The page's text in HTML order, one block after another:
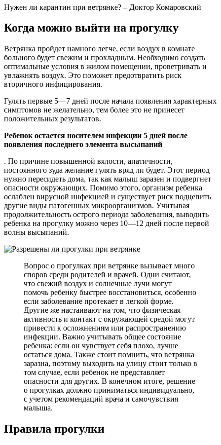
Нужен ли карантин при ветрянке? – Доктор Комаровский
Когда можно выйти на прогулку
Ветрянка пройдет намного легче, если воздух в комнате
больного будет свежим и прохладным. Необходимо создать
оптимальные условия в жилом помещении, проветривать и
увлажнять воздух. Это поможет предотвратить риск
вторичного инфицирования.
Гулять первые 5—7 дней после начала появления характерных
симптомов не желательно, тем более это не принесет
положительных результатов.
Ребенок остается носителем инфекции 5 дней после
появления последнего элемента высыпаний
. По причине повышенной вялости, апатичности,
постоянного зуда желание гулять вряд ли будет. Этот период
нужно пересидеть дома, так как малыш заразен и подвергнет
опасности окружающих. Помимо этого, организм ребенка
ослаблен вирусной инфекцией и существует риск подцепить
другие виды патогенных микроорганизмов. Учитывая
продолжительность острого периода заболевания, выводить
ребенка на прогулку можно через 10—12 дней после первой
волны высыпаний.
Вопрос о прогулках при ветрянке вызывает много
споров среди родителей и врачей. Одни считают,
что свежий воздух и солнечные лучи могут
помочь ребенку быстрее восстановиться, особенно
если заболевание протекает в легкой форме.
Другие же настаивают на том, что физическая
активность и контакт с окружающей средой могут
привести к осложнениям или распространению
инфекции. Важно учитывать общее состояние
ребенка: если он чувствует себя плохо, лучше
остаться дома. Также стоит помнить, что ветрянка
заразна, поэтому выходить на улицу стоит только в
том случае, если ребенок не представляет
опасности для других. В конечном итоге, решение
о прогулках должно приниматься индивидуально,
с учетом рекомендаций врача и самочувствия
малыша.
Правила прогулки